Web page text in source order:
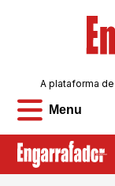
Menu
A plataforma